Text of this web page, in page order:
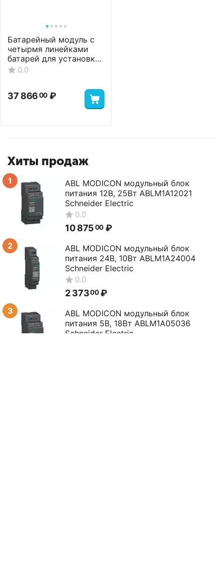
Батарейный модуль с
четырмя линейками
батарей для установки
8 АКБ, 36 А*ч
0.0
37 86600 ₽
Хиты продаж
1
ABL MODICON модульный блок
питания 12В, 25Вт ABLM1A12021
Schneider Electric
0.0
10 87500 ₽
2
ABL MODICON модульный блок
питания 24В, 10Вт ABLM1A24004
Schneider Electric
0.0
2 37300 ₽
3
ABL MODICON модульный блок
питания 5В, 18Вт ABLM1A05036
Schneider Electric